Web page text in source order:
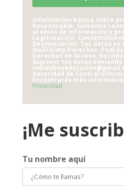
Información básica sobre
Responsable: Giovanna
el envío de información y
Legitimación:
Destinatarios: Tus datos se
MailChimp Derechos:
Derechos de Acceso,
Suprimir tus datos enviando
Autoridad de Control
Encontrarás más
Privacidad
¡Me
Tu nombre aquí